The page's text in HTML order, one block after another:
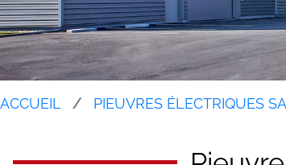
ACCUEIL PIEUVRES ÉLECTRIQUES